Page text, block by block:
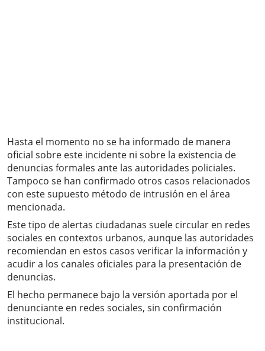
Hasta el momento no se ha informado de manera
oficial sobre este incidente ni sobre la existencia de
denuncias formales ante las autoridades policiales.
Tampoco se han confirmado otros casos relacionados
con este supuesto método de intrusión en el área
mencionada.
Este tipo de alertas ciudadanas suele circular en redes
sociales en contextos urbanos, aunque las autoridades
recomiendan en estos casos verificar la información y
acudir a los canales oficiales para la presentación de
denuncias.
El hecho permanece bajo la versión aportada por el
denunciante en redes sociales, sin confirmación
institucional.